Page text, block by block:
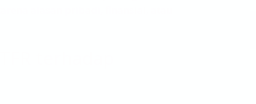
alasan pribadi, finansial, atau
terhadap